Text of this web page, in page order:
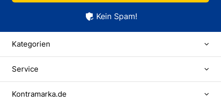
Kein Spam!
Kategorien
Service
Kontramarka.de